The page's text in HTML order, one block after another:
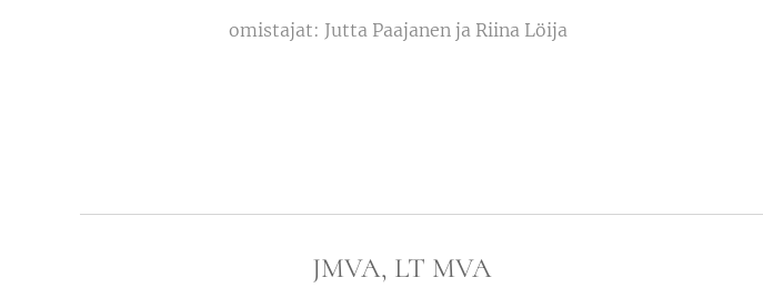
omistajat: Jutta Paajanen ja Riina Löija
JMVA, LT MVA